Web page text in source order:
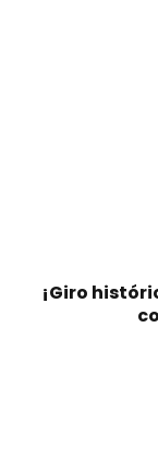
¡Giro